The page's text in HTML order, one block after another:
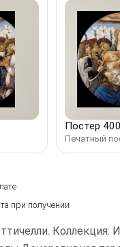
Постер
Печатный
при получении
Коллекция: